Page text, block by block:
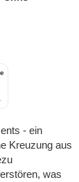
- ein
Kreuzung aus
was